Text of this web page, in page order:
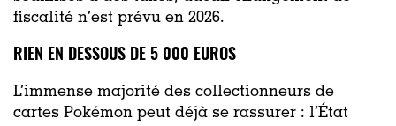
fiscalité n’est prévu en 2026.
RIEN EN DESSOUS DE 5 000 EUROS
L’immense majorité des collectionneurs de
cartes Pokémon peut déjà se rassurer : l’État